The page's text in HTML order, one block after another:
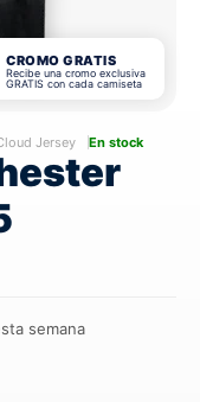
CROMO GRATIS
Recibe una cromo exclusiva
GRATIS con cada camiseta
Jersey En stock
semana